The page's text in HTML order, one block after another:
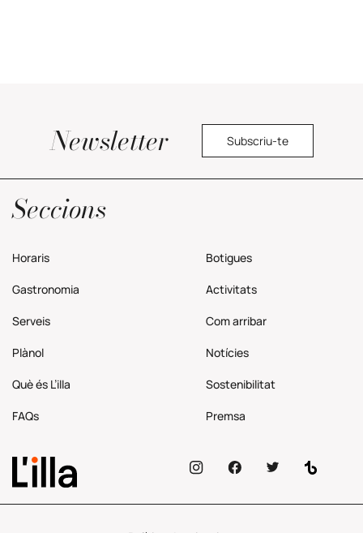
Newsletter Subscriu-te
Seccions
Horaris Botigues
Gastronomia Activitats
Serveis Comarribar
Plànol Notícies
Què és L’illa Sostenibilitat
FAQs Premsa